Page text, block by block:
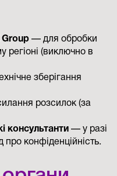
— для обробки
регіоні (виключно в
зберігання
розсилок (за
консультанти — у разі
про конфіденційність.